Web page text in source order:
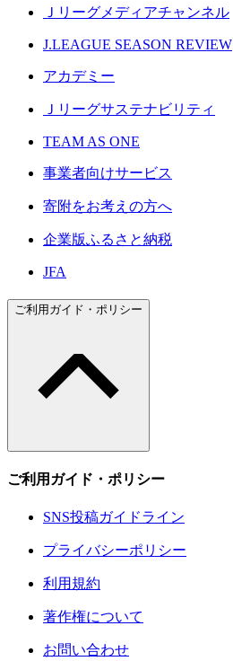
Ｊリーグメディアチャンネル
J.LEAGUE SEASON REVIEW
アカデミー
Ｊリーグサステナビリティ
TEAM AS ONE
事業者向けサービス
寄附をお考えの方へ
企業版ふるさと納税
JFA
ご利用ガイド・ポリシー
ご利用ガイド・ポリシー
SNS投稿ガイドライン
プライバシーポリシー
利用規約
著作権について
お問い合わせ